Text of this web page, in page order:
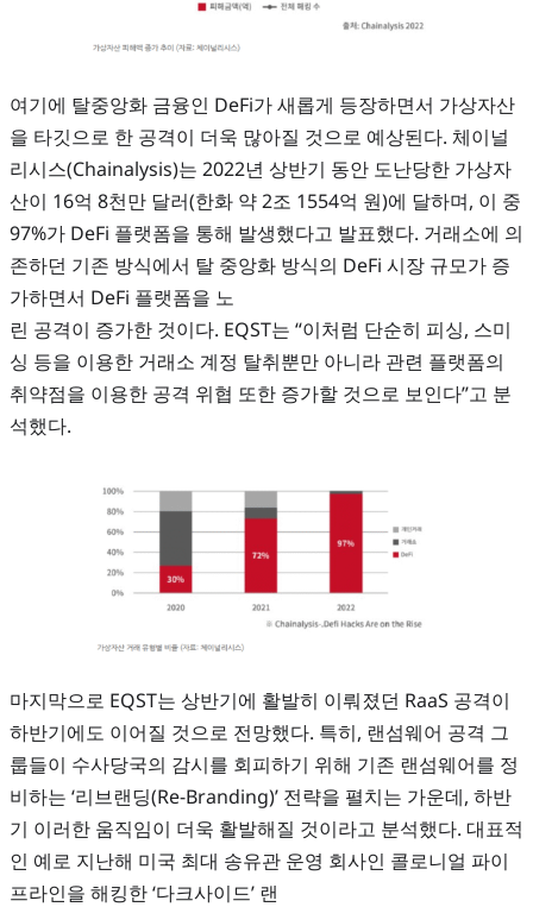
여기에 탈중앙화 금융인 DeFi가 새롭게 등장하면서 가상자산
을 타깃으로 한 공격이 더욱 많아질 것으로 예상된다. 체이널
리시스(Chainalysis)는 2022년 상반기 동안 도난당한 가상자
산이 16억 8천만 달러(한화 약 2조 1554억 원)에 달하며, 이 중
97%가 DeFi 플랫폼을 통해 발생했다고 발표했다. 거래소에 의
존하던 기존 방식에서 탈 중앙화 방식의 DeFi 시장 규모가 증
가하면서 DeFi 플랫폼을 노
린 공격이 증가한 것이다. EQST는 “이처럼 단순히 피싱, 스미
싱 등을 이용한 거래소 계정 탈취뿐만 아니라 관련 플랫폼의
취약점을 이용한 공격 위협 또한 증가할 것으로 보인다”고 분
석했다.
마지막으로 EQST는 상반기에 활발히 이뤄졌던 RaaS 공격이
하반기에도 이어질 것으로 전망했다. 특히, 랜섬웨어 공격 그
룹들이 수사당국의 감시를 회피하기 위해 기존 랜섬웨어를 정
비하는 ‘리브랜딩(Re-Branding)’ 전략을 펼치는 가운데, 하반
기 이러한 움직임이 더욱 활발해질 것이라고 분석했다. 대표적
인 예로 지난해 미국 최대 송유관 운영 회사인 콜로니얼 파이
프라인을 해킹한 ‘다크사이드’ 랜